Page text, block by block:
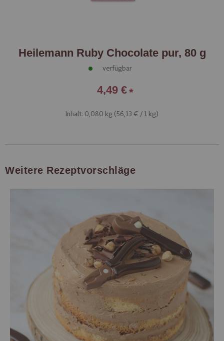
Heilemann Ruby Chocolate pur, 80 g
verfügbar
4,49 €
Inhalt: 0,080 kg (56,13 € / 1 kg)
Weitere Rezeptvorschläge